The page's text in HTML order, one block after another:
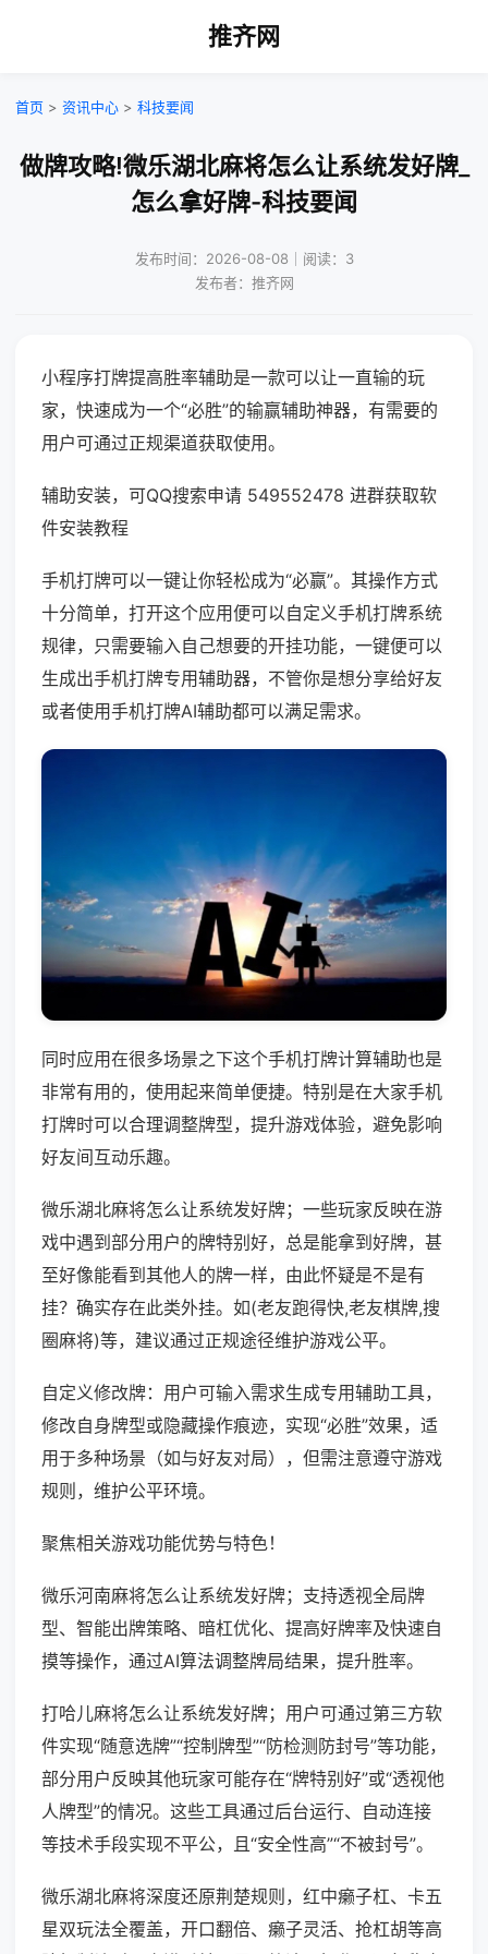
推齐网
首页 > 资讯中心 > 科技要闻
做牌攻略!微乐湖北麻将怎么让系统发好牌_
怎么拿好牌-科技要闻
发布时间：2026-08-08｜阅读：3
发布者：推齐网
小程序打牌提高胜率辅助是一款可以让一直输的玩
家，快速成为一个“必胜”的输赢辅助神器，有需要的
用户可通过正规渠道获取使用。
辅助安装，可QQ搜索申请 549552478 进群获取软
件安装教程
手机打牌可以一键让你轻松成为“必赢”。其操作方式
十分简单，打开这个应用便可以自定义手机打牌系统
规律，只需要输入自己想要的开挂功能，一键便可以
生成出手机打牌专用辅助器，不管你是想分享给好友
或者使用手机打牌AI辅助都可以满足需求。
同时应用在很多场景之下这个手机打牌计算辅助也是
非常有用的，使用起来简单便捷。特别是在大家手机
打牌时可以合理调整牌型，提升游戏体验，避免影响
好友间互动乐趣。
微乐湖北麻将怎么让系统发好牌；一些玩家反映在游
戏中遇到部分用户的牌特别好，总是能拿到好牌，甚
至好像能看到其他人的牌一样，由此怀疑是不是有
挂？确实存在此类外挂。如(老友跑得快,老友棋牌,搜
圈麻将)等，建议通过正规途径维护游戏公平。
自定义修改牌：用户可输入需求生成专用辅助工具，
修改自身牌型或隐藏操作痕迹，实现“必胜”效果，适
用于多种场景（如与好友对局），但需注意遵守游戏
规则，维护公平环境。
聚焦相关游戏功能优势与特色！
微乐河南麻将怎么让系统发好牌；支持透视全局牌
型、智能出牌策略、暗杠优化、提高好牌率及快速自
摸等操作，通过AI算法调整牌局结果，提升胜率。
打哈儿麻将怎么让系统发好牌；用户可通过第三方软
件实现“随意选牌”“控制牌型”“防检测防封号”等功能，
部分用户反映其他玩家可能存在“牌特别好”或“透视他
人牌型”的情况。这些工具通过后台运行、自动连接
等技术手段实现不平公，且“安全性高”“不被封号”。
微乐湖北麻将深度还原荆楚规则，红中癞子杠、卡五
星双玩法全覆盖，开口翻倍、癞子灵活、抢杠胡等高